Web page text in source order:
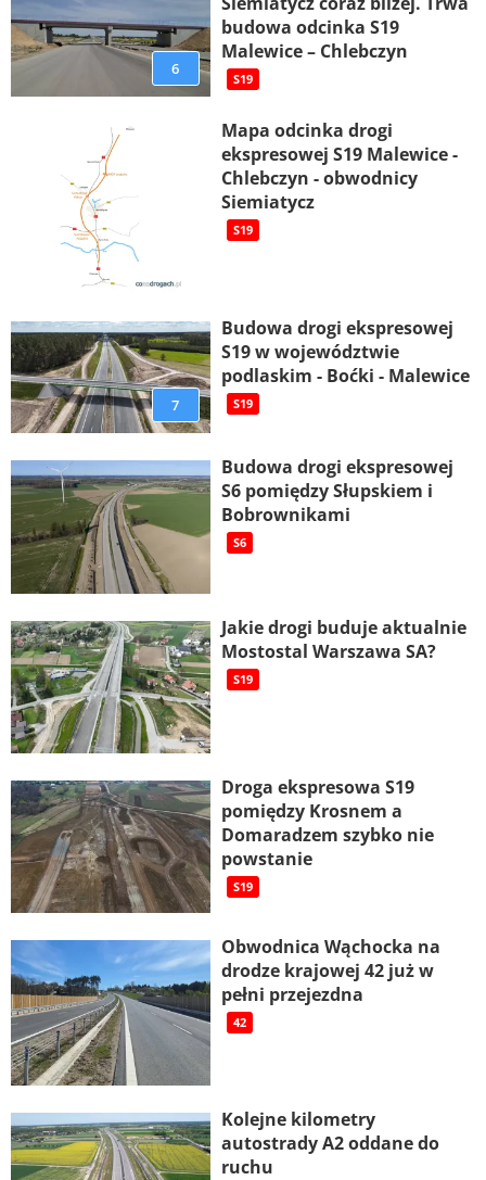
6
budowa odcinka S19
Malewice – Chlebczyn
S19
Mapa odcinka drogi
ekspresowej S19 Malewice -
Chlebczyn - obwodnicy
Siemiatycz
S19
7
Budowa drogi ekspresowej
S19 w województwie
podlaskim - Boćki - Malewice
S19
Budowa drogi ekspresowej
S6 pomiędzy Słupskiem i
Bobrownikami
S6
Jakie drogi buduje aktualnie
Mostostal Warszawa SA?
S19
Droga ekspresowa S19
pomiędzy Krosnem a
Domaradzem szybko nie
powstanie
S19
Obwodnica Wąchocka na
drodze krajowej 42 już w
pełni przejezdna
42
Kolejne kilometry
autostrady A2 oddane do
ruchu